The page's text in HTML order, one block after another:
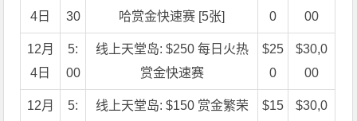
4日
30
哈赏金快速赛 [5张]
0
00
12月
4日
5:
00
线上天堂岛: $250 每日火热
赏金快速赛
$25
0
$30,0
00
12月
5:
线上天堂岛: $150 赏金繁荣
$15
$30,0